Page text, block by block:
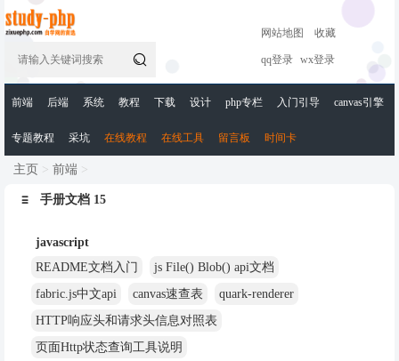

网站地图 收藏
qq登录 wx登录
前端 后端 系统 教程 下载 设计 php专栏 入门引导 canvas引擎
专题教程 采坑 在线教程 在线工具 留言板 时间卡
主页 > 前端 >
 手册文档 15
javascript
README文档入门
js File() Blob() api文档
fabric.js中文api
canvas速查表
quark-renderer
HTTP响应头和请求头信息对照表
页面Http状态查询工具说明